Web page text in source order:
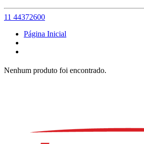
11 44372600
Página Inicial
Nenhum produto foi encontrado.